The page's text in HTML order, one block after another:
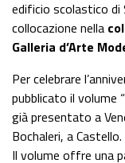
edificio scolastico di
collocazione nella
Galleria d’Arte
Per celebrare
pubblicato il volume “
già presentato a
Bochaleri, a Castello.
Il volume offre una